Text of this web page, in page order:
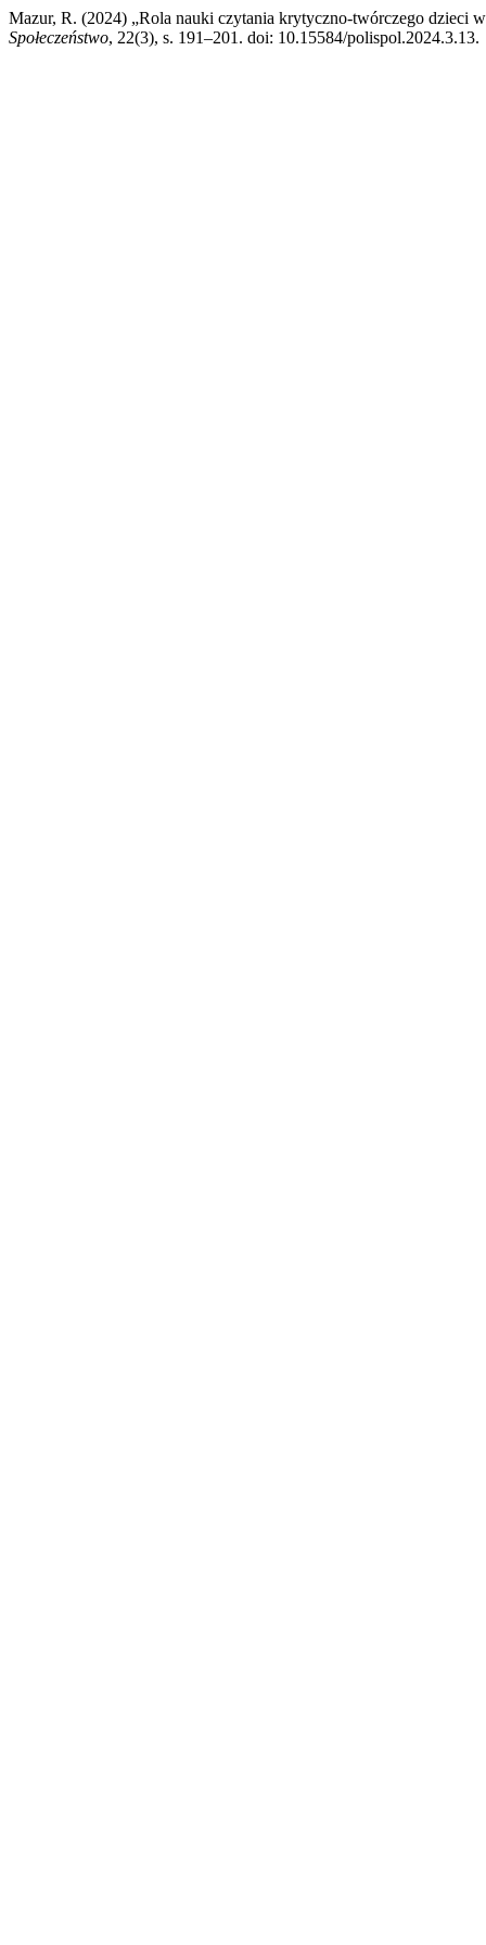
Mazur, R. (2024) „Rola nauki czytania krytyczno-twórczego
Społeczeństwo, 22(3), s. 191–201. doi: 10.15584/polispol.2024.3.13.